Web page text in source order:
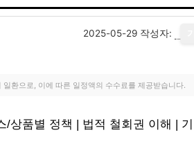
2025-05-29 작성자:
환으로, 이에 따른 일정액의 수수료를 제공받습니다.
/상품별 정책 | 법적 철회권 이해 |